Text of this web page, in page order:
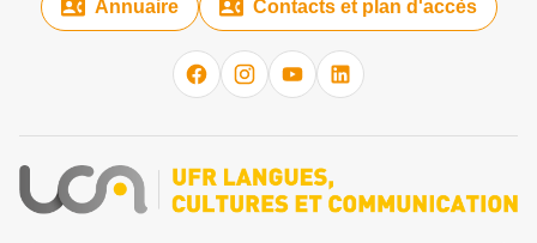
Annuaire Contacts et plan d'accès